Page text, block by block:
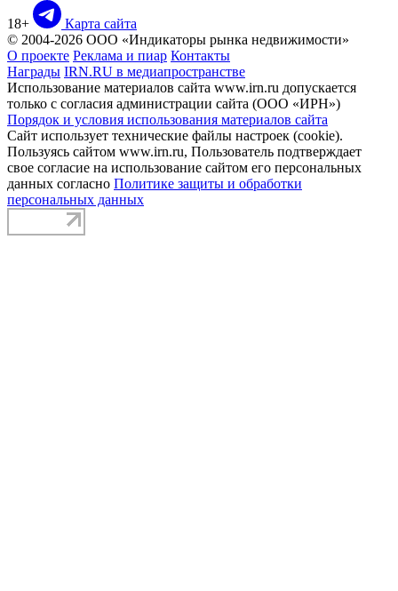
18+
Карта сайта
© 2004-2026 ООО «Индикаторы рынка недвижимости»
О проекте Реклама и пиар Контакты
Награды IRN.RU в медиапространстве
Использование материалов сайта www.irn.ru допускается
только с согласия администрации сайта (ООО «ИРН»)
Порядок и условия использования материалов сайта
Сайт использует технические файлы настроек (cookie).
Пользуясь сайтом www.irn.ru, Пользователь подтверждает
свое согласие на использование сайтом его персональных
данных согласно Политике защиты и обработки
персональных данных